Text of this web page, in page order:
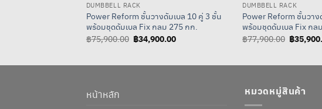
DUMBBELL RACK
Power Reform ชั้นวางดัมเบล 10 คู่ 3 ชั้น
พร้อมชุดดัมเบล Fix กลม 275 กก.
฿75,900.00 Original
price
฿34,900.00Current
DUMBBELL RACK
Power Reform ชั้นวา
พร้อมชุดดัมเบล Fix กล
฿77,900.00 Original
price
฿
หน้าหลัก
หมวดหมู่สินค้า